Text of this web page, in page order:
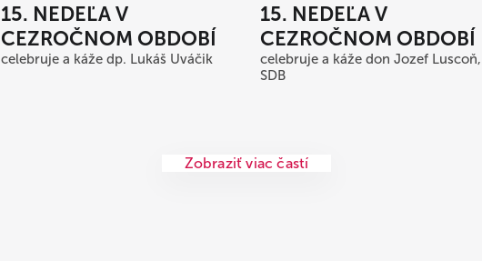
15. NEDEĽA V
CEZROČNOM OBDOBÍ
celebruje a káže dp. Lukáš Uváčik
15. NEDEĽA V
CEZROČNOM OBDOBÍ
celebruje a káže don Jozef Luscoň,
SDB
Zobraziť viac častí